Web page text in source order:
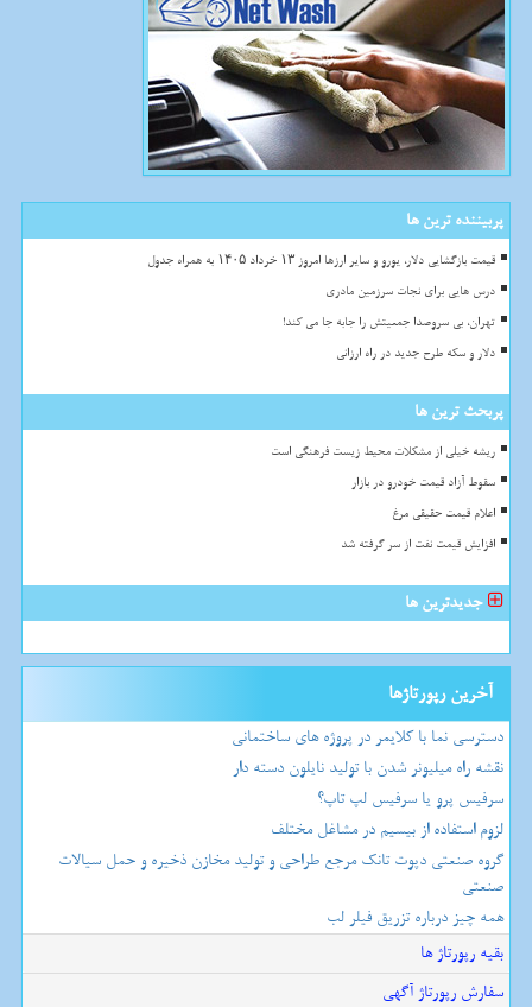
پربیننده ترین ها
قیمت بازگشایی دلار، یورو و سایر ارزها امروز ۱۳ خرداد ۱۴۰۵ به همراه جدول
درس هایی برای نجات سرزمین مادری
تهران، بی سروصدا جمعیتش را جابه جا می کند!
دلار و سکه طرح جدید در راه ارزانی
پربحث ترین ها
ریشه خیلی از مشکلات محیط زیست فرهنگی است
سقوط آزاد قیمت خودرو در بازار
اعلام قیمت حقیقی مرغ
افزایش قیمت نفت از سر گرفته شد
جدیدترین ها
آخرین رپورتاژها
دسترسی نما با کلایمر در پروژه های ساختمانی
نقشه راه میلیونر شدن با تولید نایلون دسته دار
سرفیس پرو یا سرفیس لپ تاپ؟
لزوم استفاده از بیسیم در مشاغل مختلف
گروه صنعتی دپوت تانک مرجع طراحی و تولید مخازن ذخیره و حمل سیالات
صنعتی
همه چیز درباره تزریق فیلر لب
بقیه رپورتاژ ها
سفارش رپورتاژ آگهی